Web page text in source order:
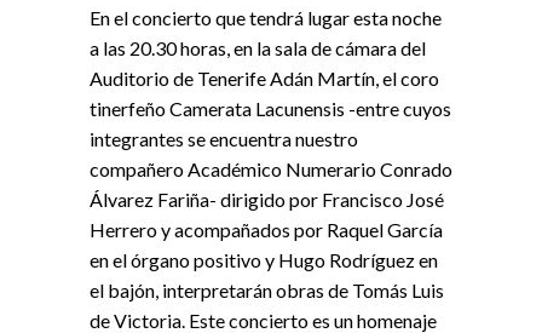
En el concierto que tendrá lugar esta noche
a las 20.30 horas, en la sala de cámara del
Auditorio de Tenerife Adán Martín, el coro
tinerfeño Camerata Lacunensis -entre cuyos
integrantes se encuentra nuestro
compañero Académico Numerario Conrado
Álvarez Fariña- dirigido por Francisco José
Herrero y acompañados por Raquel García
en el órgano positivo y Hugo Rodríguez en
el bajón, interpretarán obras de Tomás Luis
de Victoria. Este concierto es un homenaje